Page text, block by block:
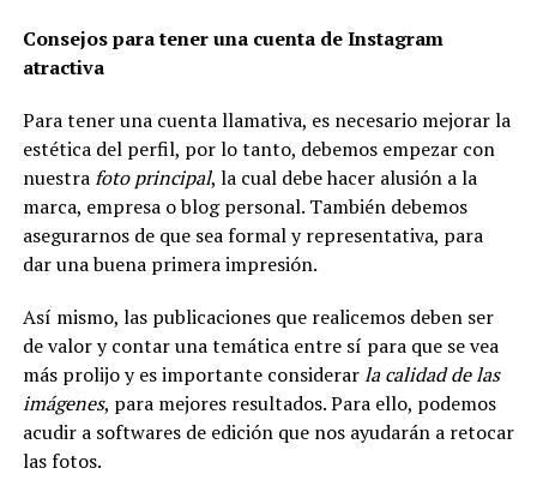
Consejos para tener una cuenta de Instagram
atractiva
Para tener una cuenta llamativa, es necesario mejorar la
estética del perfil, por lo tanto, debemos empezar con
nuestrafoto principal, la cual debe hacer alusión a la
marca, empresa o blog personal. También debemos
asegurarnos de que sea formal y representativa, para
dar una buena primera impresión.
Así mismo, las publicaciones que realicemos deben ser
de valor y contar una temática entre sí para que se vea
más prolijo y es importante considerarla calidad de las
imágenes, para mejores resultados. Para ello, podemos
acudir a softwares de edición que nos ayudarán a retocar
las fotos.